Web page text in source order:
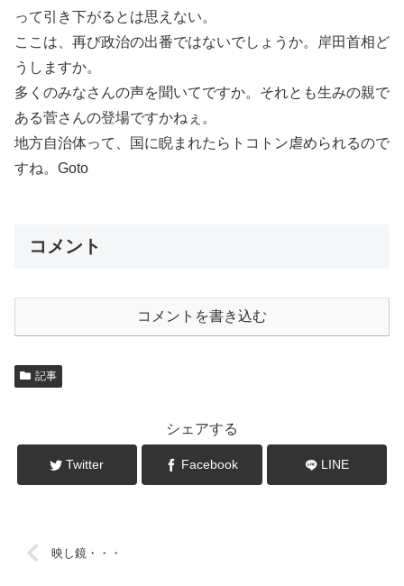
って引き下がるとは思えない。
ここは、再び政治の出番ではないでしょうか。岸田首相ど
うしますか。
多くのみなさんの声を聞いてですか。それとも生みの親で
ある菅さんの登場ですかねぇ。
地方自治体って、国に睨まれたらトコトン虐められるので
すね。Goto
コメント
コメントを書き込む
記事
シェアする
Twitter Facebook LINE
映し鏡・・・